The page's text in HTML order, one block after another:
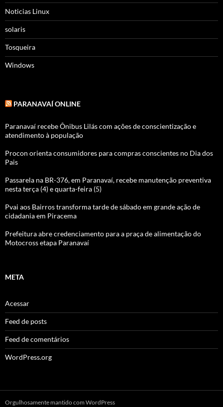
Noticias Linux
solaris
Tosqueira
Windows
PARANAVAÍ ONLINE
Paranavaí recebe Ônibus Lilás com ações de conscientização e
atendimento à população
Procon orienta consumidores para compras conscientes no Dia dos
Pais
Passarela na BR-376, em Paranavaí, recebe manutenção preventiva
nesta terça (4) e quarta-feira (5)
Pvai aos Bairros transforma tarde de sábado em grande ação de
cidadania em Piracema
Prefeitura abre credenciamento para a praça de alimentação do
Motocross etapa Paranavaí
META
Acessar
Feed de posts
Feed de comentários
WordPress.org
Orgulhosamente mantido com WordPress